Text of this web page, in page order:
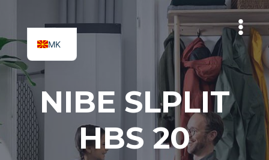
content
NIBE SLPLIT
HBS 20
MK
SQ